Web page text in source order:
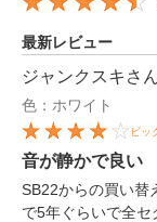
最新レビュー
ジャンクスキ さ
色：ホワイト
ビッ
音が静かで良い
SB22からの買い替
で5年ぐらいで全